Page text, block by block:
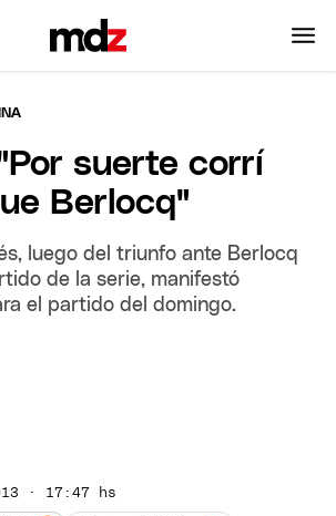
suerte corrí
Berlocq"
luego del triunfo ante Berlocq
de la serie, manifestó
el partido del domingo.
· 17:47 hs